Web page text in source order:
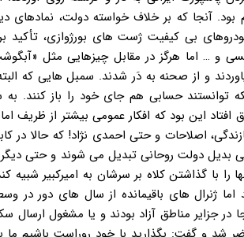
آنجا که بر خلاف خواسته دولت، نمادهای
بی کیفیت ژست های بورژوازی، تأکید
و … اما هرگز در مقابل چیزهایی مثل
و از صحنه به دَر شدند. سمبل هایی که
توانستند حسابی هم جای خود را باز کنند.
این بود که افکار عمومی بیشتر از ظریف اما
اصلاحات و حتی احمدی نژاد! که حالا در
بدیل دولت روحانی تبدیل می شوند و حتی
با گذاشتن کلاه بر سرشان به امیرکبیر شبیه
ژنرال های باقیمانده از سال های دور در
جزایر مناطق آزاد بودند و یا مشغول ارسال